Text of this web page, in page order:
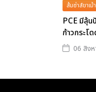
ส้มซ่าส์ขาเม้
PCE มีลุ้
ก้าวกระโ
06 สิง